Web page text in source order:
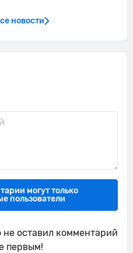
новости
могут только
пользователи
оставил комментарий
первым!